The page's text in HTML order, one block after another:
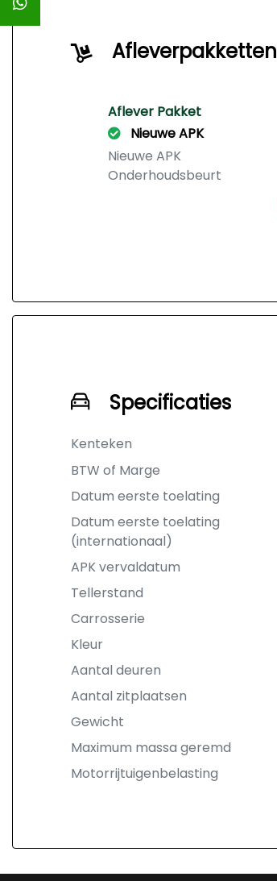
Afleverpakketten
Aflever Pakket
Nieuwe APK
Nieuwe APK
Onderhoudsbeurt
Specificaties
Kenteken
BTW of Marge
Datum eerste toelating
Datum eerste toelating
(internationaal)
APK vervaldatum
Tellerstand
Carrosserie
Kleur
Aantal deuren
Aantal zitplaatsen
Gewicht
Maximum massa geremd
Motorrijtuigenbelasting